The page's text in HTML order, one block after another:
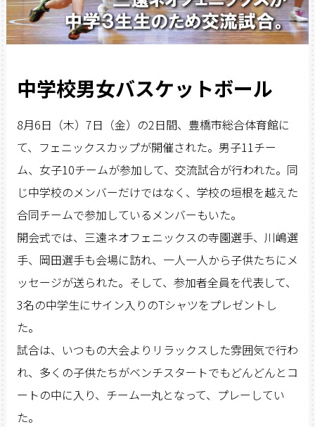
中学校男女バスケットボール
8月6日（木）7日（金）の2日間、豊橋市総合体育館に
て、フェニックスカップが開催された。男子11チー
ム、女子10チームが参加して、交流試合が行われた。同
じ中学校のメンバーだけではなく、学校の垣根を越えた
合同チームで参加しているメンバーもいた。
開会式では、三遠ネオフェニックスの寺園選手、川嶋選
手、岡田選手も会場に訪れ、一人一人から子供たちにメ
ッセージが送られた。そして、参加者全員を代表して、
3名の中学生にサイン入りのTシャツをプレゼントし
た。
試合は、いつもの大会よりリラックスした雰囲気で行わ
れ、多くの子供たちがベンチスタートでもどんどんとコ
ートの中に入り、チーム一丸となって、プレーしてい
た。